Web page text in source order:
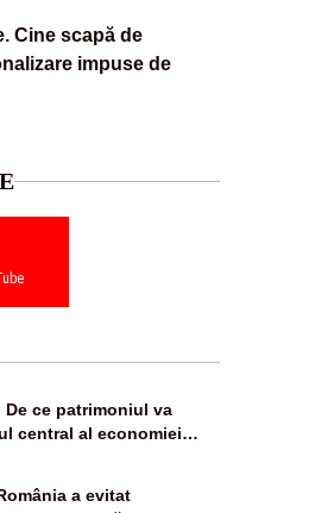
Cine scapă de
impuse de
ce patrimoniul va
central al economiei
a evitat